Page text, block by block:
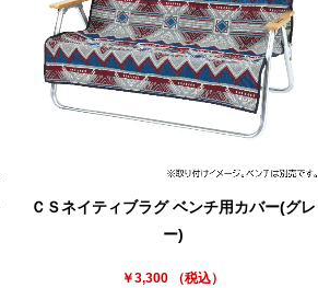
お買い物を続ける
ＣＳネイティブラグ ベンチ用カバー(グレ
ー)
￥3,300 （税込）